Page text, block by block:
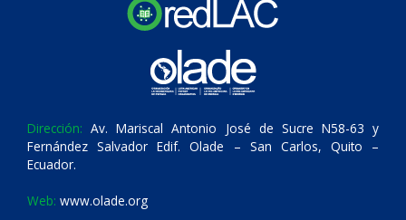
Dirección: Av. Mariscal Antonio José de Sucre N58-63 y
Fernández Salvador Edif. Olade – San Carlos, Quito –
Ecuador.
Web: www.olade.org